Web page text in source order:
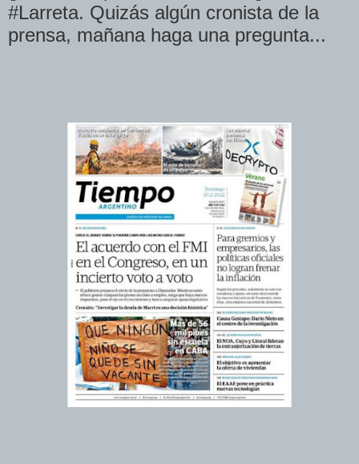
#Larreta. Quizás algún cronista de la
prensa, mañana haga una pregunta...